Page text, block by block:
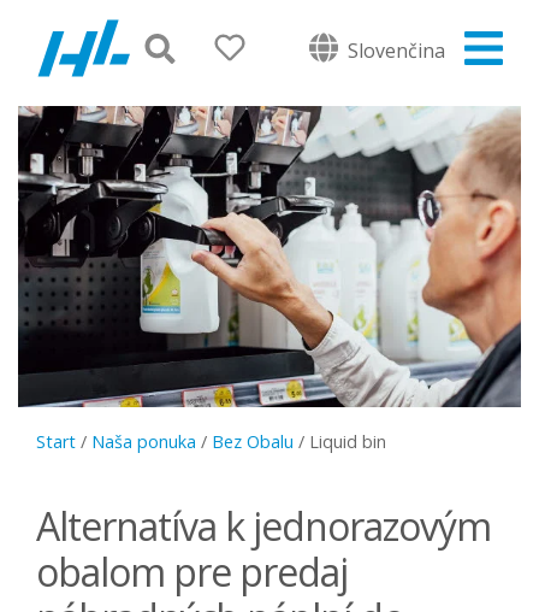
Slovenčina
Start / Naša ponuka / Bez Obalu / Liquid bin
Alternatíva k jednorazovým
obalom pre predaj